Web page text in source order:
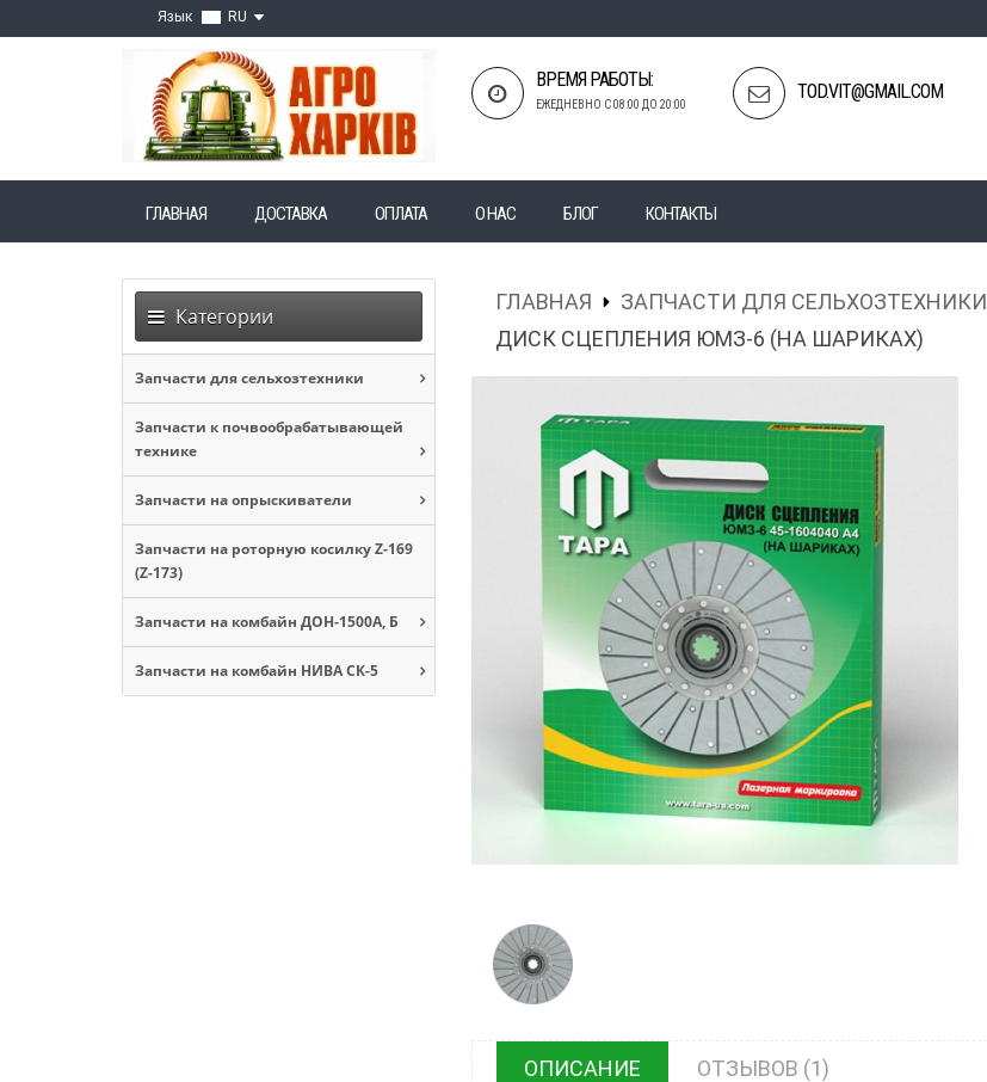
Язык RU
ВРЕМЯ РАБОТЫ:
ЕЖЕДНЕВНО С 08:00 ДО 20:00
TOD.VIT@GMAIL.COM
ГЛАВНАЯ ДОСТАВКА ОПЛАТА О НАС БЛОГ КОНТАКТЫ
Категории
Запчасти для сельхозтехники
Запчасти к почвообрабатывающей
технике
Запчасти на опрыскиватели
Запчасти на роторную косилку Z-169
(Z-173)
Запчасти на комбайн ДОН-1500А, Б
Запчасти на комбайн НИВА СК-5
ГЛАВНАЯ ЗАПЧАСТИ ДЛЯ СЕЛЬХОЗТЕХНИКИ
ДИСК СЦЕПЛЕНИЯ ЮМЗ-6 (НА ШАРИКАХ)
ОПИСАНИЕ ОТЗЫВОВ (1)